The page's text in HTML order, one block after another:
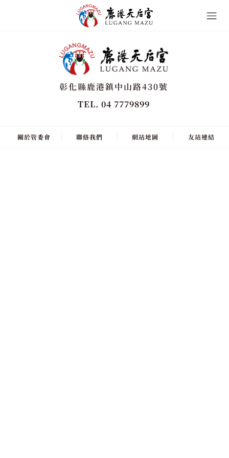
彰化縣鹿港鎮中山路430號
TEL. 04 7779899
關於管委會 聯絡我們 網站地圖 友站連結